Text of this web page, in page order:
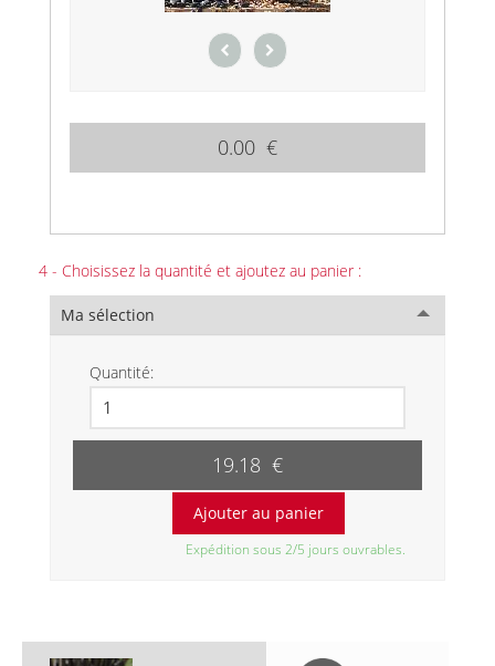
0.00 €
4 - Choisissez la quantité et ajoutez au panier :
Ma sélection
Quantité:
19.18 €
Expédition sous 2/5 jours ouvrables.